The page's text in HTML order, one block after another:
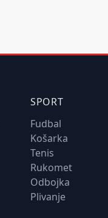
SPORT
Fudbal
Košarka
Tenis
Rukomet
Odbojka
Plivanje